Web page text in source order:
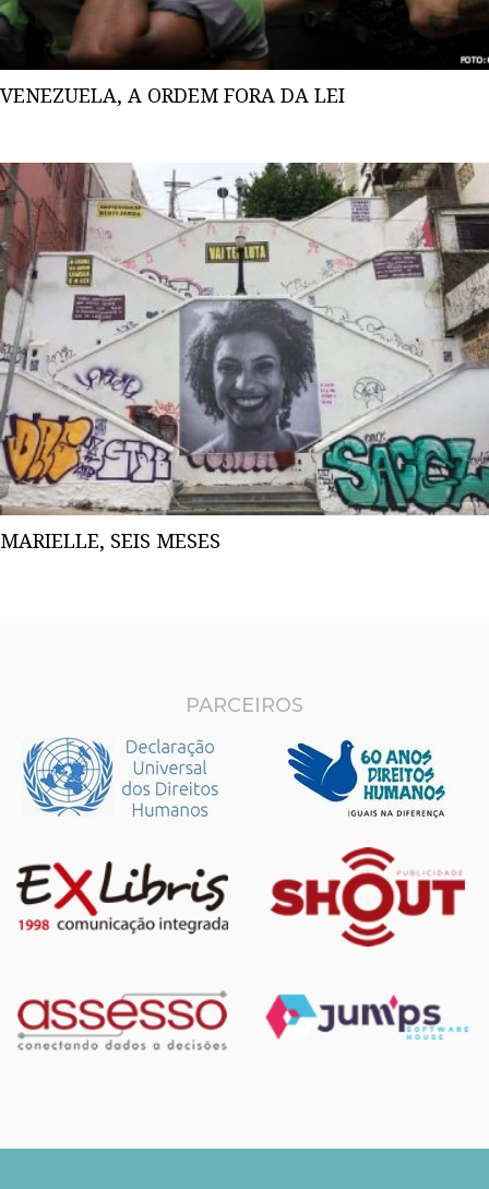
VENEZUELA, A ORDEM FORA DA LEI
MARIELLE, SEIS MESES
PARCEIROS